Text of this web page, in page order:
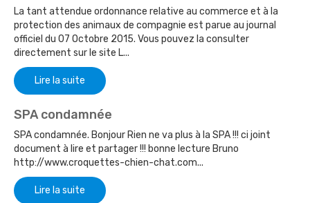
La tant attendue ordonnance relative au commerce et à la
protection des animaux de compagnie est parue au journal
officiel du 07 Octobre 2015. Vous pouvez la consulter
directement sur le site L...
Lire la suite
SPA condamnée
SPA condamnée. Bonjour Rien ne va plus à la SPA !!! ci joint
document à lire et partager !!! bonne lecture Bruno
http://www.croquettes-chien-chat.com...
Lire la suite